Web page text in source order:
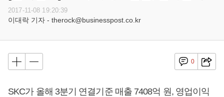
2017-11-08 19:20:39
이대락 기자 - therock@businesspost.co.kr
0
SKC가 올해 3분기 연결기준 매출 7408억 원, 영업이익